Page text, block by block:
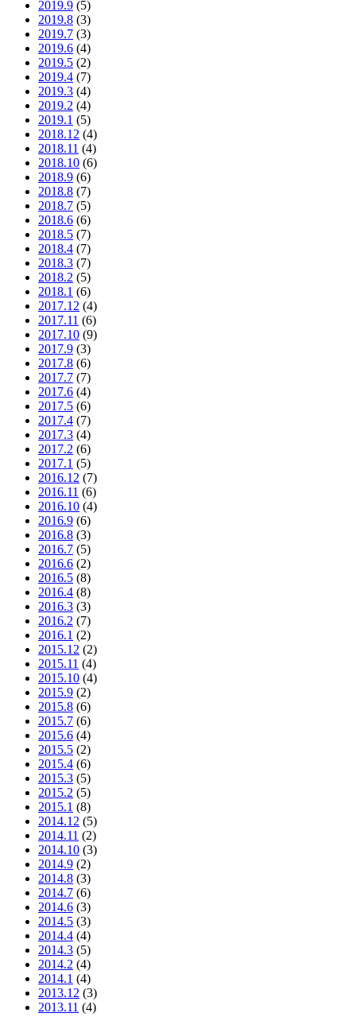
2019.9 (5)
2019.8 (3)
2019.7 (3)
2019.6 (4)
2019.5 (2)
2019.4 (7)
2019.3 (4)
2019.2 (4)
2019.1 (5)
2018.12 (4)
2018.11 (4)
2018.10 (6)
2018.9 (6)
2018.8 (7)
2018.7 (5)
2018.6 (6)
2018.5 (7)
2018.4 (7)
2018.3 (7)
2018.2 (5)
2018.1 (6)
2017.12 (4)
2017.11 (6)
2017.10 (9)
2017.9 (3)
2017.8 (6)
2017.7 (7)
2017.6 (4)
2017.5 (6)
2017.4 (7)
2017.3 (4)
2017.2 (6)
2017.1 (5)
2016.12 (7)
2016.11 (6)
2016.10 (4)
2016.9 (6)
2016.8 (3)
2016.7 (5)
2016.6 (2)
2016.5 (8)
2016.4 (8)
2016.3 (3)
2016.2 (7)
2016.1 (2)
2015.12 (2)
2015.11 (4)
2015.10 (4)
2015.9 (2)
2015.8 (6)
2015.7 (6)
2015.6 (4)
2015.5 (2)
2015.4 (6)
2015.3 (5)
2015.2 (5)
2015.1 (8)
2014.12 (5)
2014.11 (2)
2014.10 (3)
2014.9 (2)
2014.8 (3)
2014.7 (6)
2014.6 (3)
2014.5 (3)
2014.4 (4)
2014.3 (5)
2014.2 (4)
2014.1 (4)
2013.12 (3)
2013.11 (4)